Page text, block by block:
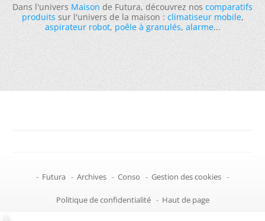
Dans l'universMaisonde Futura, découvrez noscomparatifs
produitssur l'univers de la maison :climatiseur mobile,
aspirateur robot,poêle à granulés,alarme...
- Futura - Archives - Conso - Gestion des cookies -
Politique de confidentialité - Haut de page